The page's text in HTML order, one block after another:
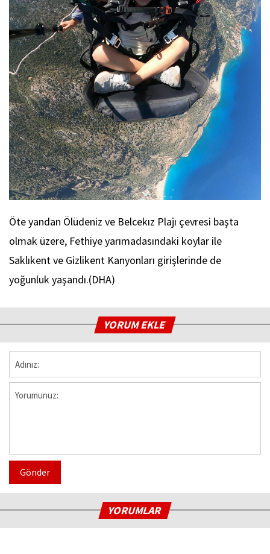
Öte yandan Ölüdeniz ve Belcekız Plajı çevresi başta
olmak üzere, Fethiye yarımadasındaki koylar ile
Saklıkent ve Gizlikent Kanyonları girişlerinde de
yoğunluk yaşandı.(DHA)
YORUM EKLE
Gönder
YORUMLAR